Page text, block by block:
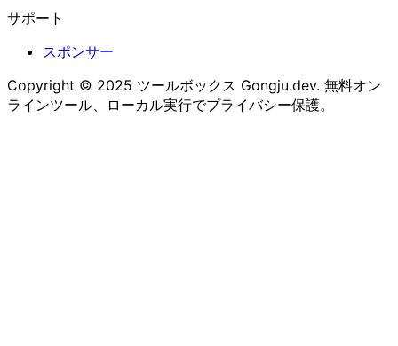
サポート
スポンサー
Copyright © 2025 ツールボックス Gongju.dev. 無料オン
ラインツール、ローカル実行でプライバシー保護。